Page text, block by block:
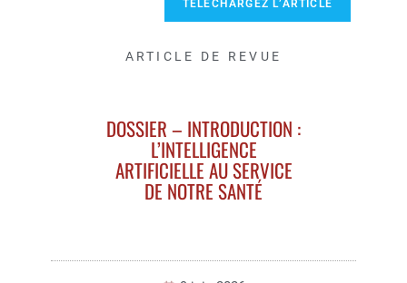
TÉLÉCHARGEZ L’ARTICLE
ARTICLE DE REVUE
DOSSIER – INTRODUCTION :
L’INTELLIGENCE
ARTIFICIELLE AU SERVICE
DE NOTRE SANTÉ